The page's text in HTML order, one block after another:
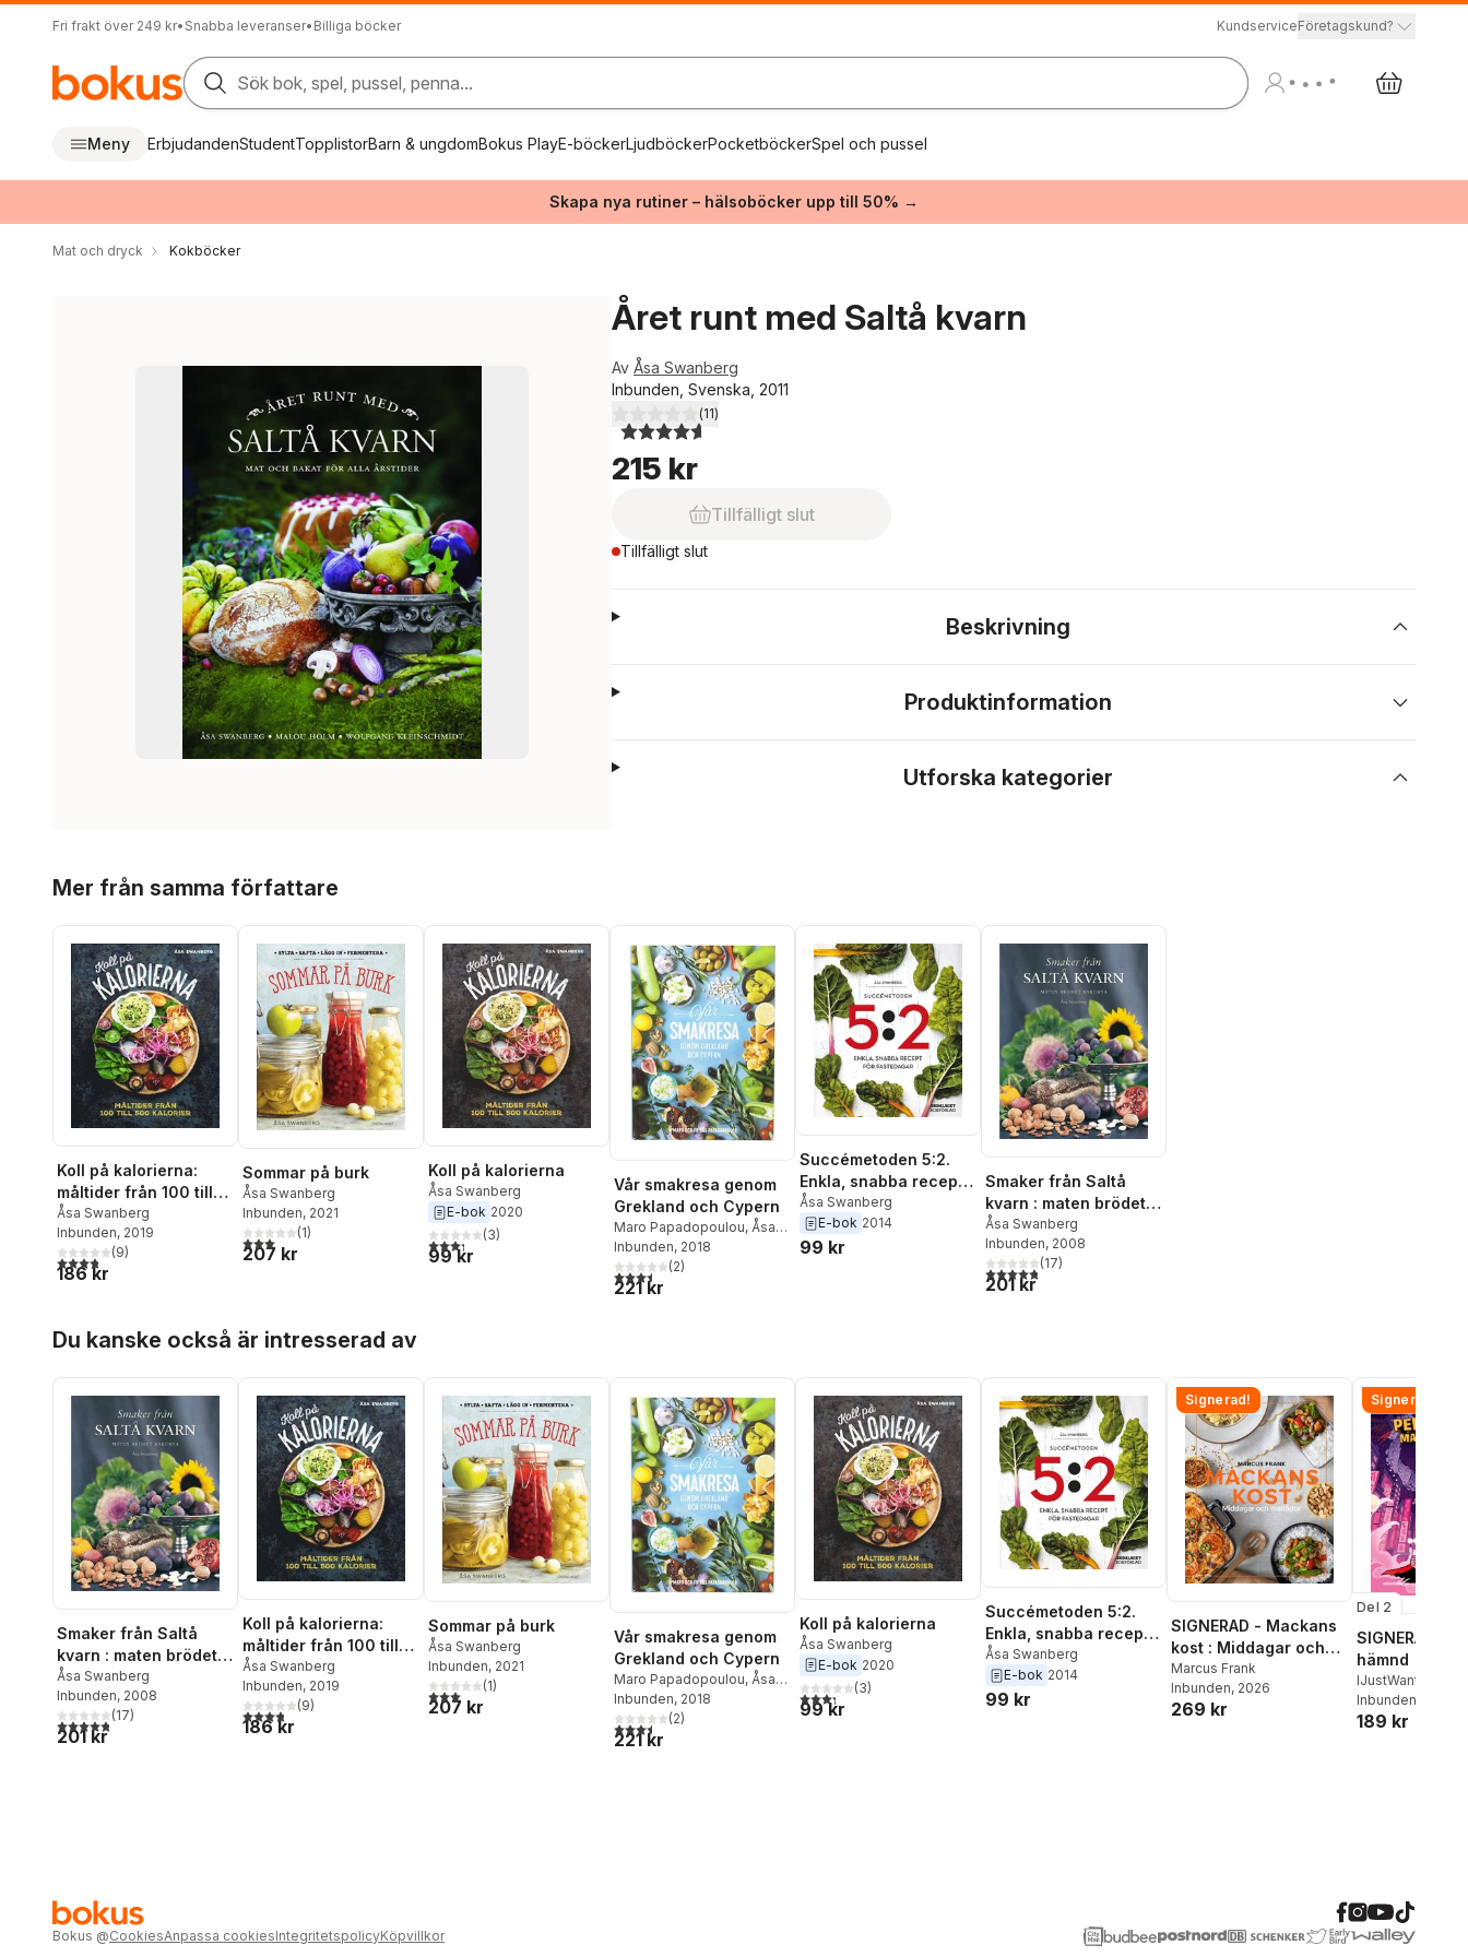
Fri frakt över 249 kr• Snabba leveranser• Billiga böcker KundserviceFöretagskund?
Sök bok, spel, pussel, penna...
Meny ErbjudandenStudentTopplistorBarn & ungdomBokus PlayE-böckerLjudböckerPocketböckerSpel och pussel
Skapa nya rutiner – hälsoböcker upp till 50% →
Mat och dryck Kokböcker
Året runt med Saltå kvarn
Av Åsa Swanberg
Inbunden, Svenska, 2011
4,6utav 5 stjärnor. Totalt antal röster:
(11)
215 kr
Tillfälligt slut
Tillfälligt slut
Beskrivning
Produktinformation
Utforska kategorier
Mer från samma författare
Koll på kalorierna:
måltider från 100 till
500 kalorier
Åsa Swanberg
Inbunden, 2019
3,8utav 5 stjärnor. Totalt antal röster:
(9)
186 kr
Sommar på burk
Åsa Swanberg
Inbunden, 2021
3,0utav 5 stjärnor. Totalt antal röster:
(1)
207 kr
Koll på kalorierna
Åsa Swanberg
E-bok 2020
3,3utav 5 stjärnor. Totalt antal röster:
(3)
99 kr
Vår smakresa genom
Grekland och Cypern
Maro Papadopoulou, Åsa
Swanberg
Inbunden, 2018
3,5utav 5 stjärnor. Totalt antal röster:
(2)
221 kr
Succémetoden 5:2.
Enkla, snabba recept
för fastedagar
Åsa Swanberg
E-bok 2014
99 kr
Smaker från Saltå
kvarn : maten brödet
kakorna
Åsa Swanberg
Inbunden, 2008
4,8utav 5 stjärnor. Totalt antal röster:
(17)
201 kr
Du kanske också är intresserad av
Smaker från Saltå
kvarn : maten brödet
kakorna
Åsa Swanberg
Inbunden, 2008
4,8utav 5 stjärnor. Totalt antal röster:
(17)
201 kr
Koll på kalorierna:
måltider från 100 till
500 kalorier
Åsa Swanberg
Inbunden, 2019
3,8utav 5 stjärnor. Totalt antal röster:
(9)
186 kr
Sommar på burk
Åsa Swanberg
Inbunden, 2021
3,0utav 5 stjärnor. Totalt antal röster:
(1)
207 kr
Vår smakresa genom
Grekland och Cypern
Maro Papadopoulou, Åsa
Swanberg
Inbunden, 2018
3,5utav 5 stjärnor. Totalt antal röster:
(2)
221 kr
Koll på kalorierna
Åsa Swanberg
E-bok 2020
3,3utav 5 stjärnor. Totalt antal röster:
(3)
99 kr
Succémetoden 5:2.
Enkla, snabba recept
för fastedagar
Åsa Swanberg
E-bok 2014
99 kr
Signerad!
SIGNERAD - Mackans
kost : Middagar och
matlådor
Marcus Frank
Inbunden, 2026
269 kr
Signerad!
Del 2
SIGNERAD -
hämnd
Adolphson
Beer ,Victor Beer
Inbunden
189 kr
Bokus @CookiesAnpassa cookiesIntegritetspolicyKöpvillkor